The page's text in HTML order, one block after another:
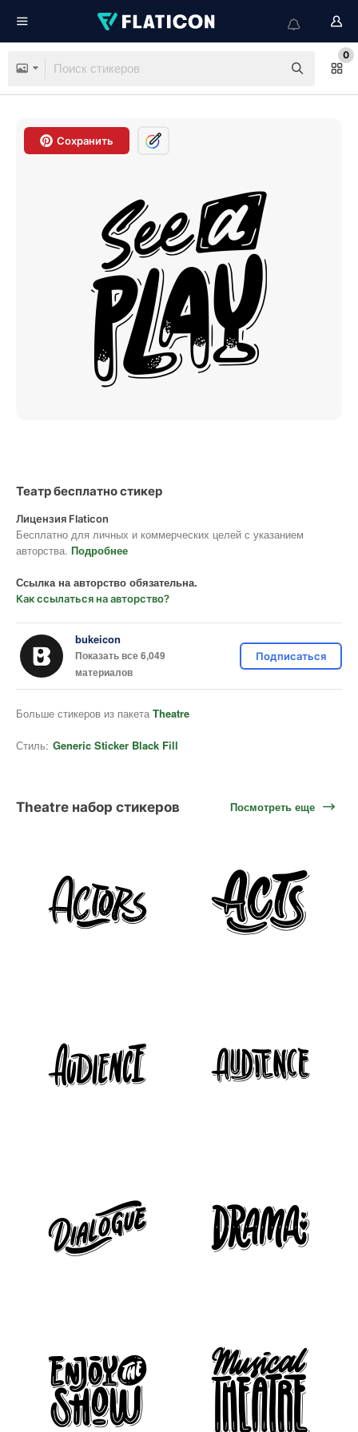
0
Сохранить
Театр бесплатно стикер
Лицензия Flaticon
Бесплатно для личных и коммерческих целей с указанием
авторства. Подробнее
Ссылка на авторство обязательна.
Как ссылаться на авторство?
bukeicon
Показать все 6,049
материалов
Подписаться
Больше стикеров из пакета Theatre
Стиль: Generic Sticker Black Fill
Theatre набор стикеров Посмотреть еще